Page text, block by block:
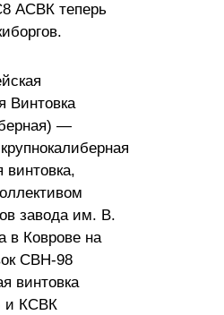
АСВК теперь
Винтовка
—
винтовка,
завода им. В.
в Коврове на
СВН-98
винтовка
и КСВК